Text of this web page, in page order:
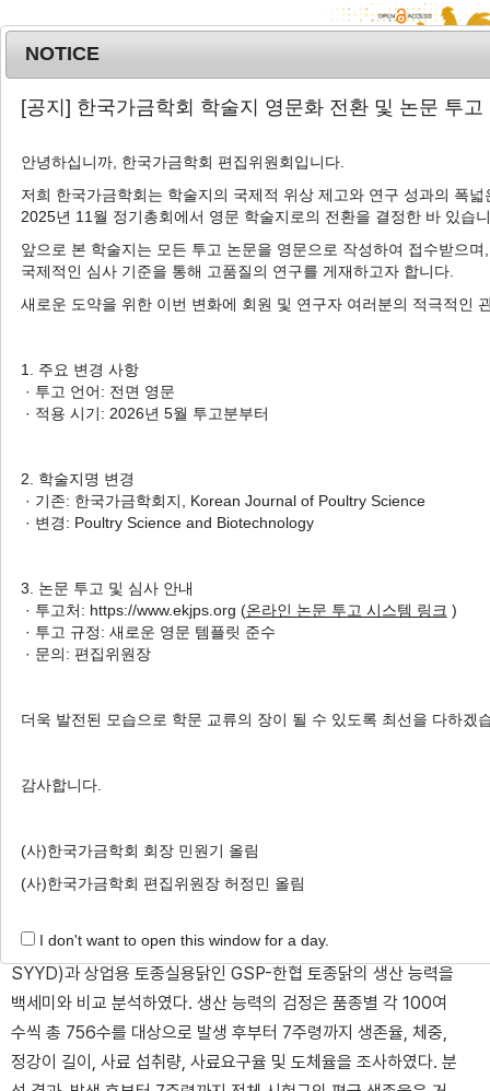
T
o
e
n
a
MENU
Korean J. Poult. Sci. 2023; 50(2):91-
99
pISSN: 1225-6625, eISSN: 2287-5387
Article
삼계용 토종닭의 생산능력 고찰
상현6 ,손시환2
A Study on the Production
Chickens for Samgye Chicken
Production
Jung Min Heo
,Ki Suk Oh
See Hwan Sohn
Author Information & Copyright
Accepted:May 11, 2023
적요
본 연구는 생산 능력이 우수한 삼계용 토종닭을 개발하기 위한
재래토종닭(KNC-SCYC, SCYD, SDYC, SDYD, SYYC,
SYYD)과 상업용 토종실용닭인 GSP-한협 토종닭의 생산 능력을
백세미와 비교 분석하였다. 생산 능력의 검정은 품종별 각 100여
수씩 총 756수를 대상으로 발생 후부터 7주령까지 생존율, 체중,
정강이 길이, 사료 섭취량, 사료요구율 및 도체율을 조사하였다. 분
NOTICE
[공지] 한국가금학회 학술지 영문화 전환 및 논문 투고
안녕하십니까, 한국가금학회 편집위원회입니다.
저희 한국가금학회는 학술지의 국제적 위상 제고와 연구 성과의 폭넓
2025년 11월 정기총회에서 영문 학술지로의 전환을 결정한 바 있습
앞으로 본 학술지는 모든 투고 논문을 영문으로 작성하여 접수받으며,
국제적인 심사 기준을 통해 고품질의 연구를 게재하고자 합니다.
새로운 도약을 위한 이번 변화에 회원 및 연구자 여러분의 적극적인
1. 주요 변경 사항
· 투고 언어: 전면 영문
· 적용 시기: 2026년 5월 투고분부터
2. 학술지명 변경
· 기존: 한국가금학회지, Korean Journal of Poultry Science
· 변경: Poultry Science and Biotechnology
3. 논문 투고 및 심사 안내
· 투고처: https://www.ekjps.org (온라인 논문 투고 시스템 링크 )
· 투고 규정: 새로운 영문 템플릿 준수
· 문의: 편집위원장
더욱 발전된 모습으로 학문 교류의 장이 될 수 있도록 최선을 다하겠
감사합니다.
(사)한국가금학회 회장 민원기 올림
(사)한국가금학회 편집위원장 허정민 올림
I don't want to open this window for a day.